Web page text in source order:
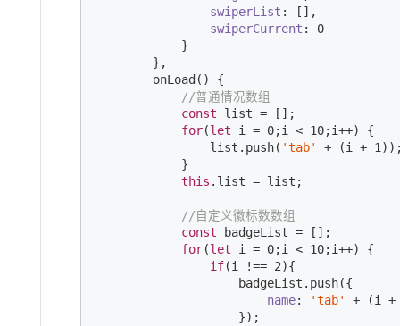
swiperList : [],
swiperCurrent : 0
            }
        },
        onLoad() {
//普通情况数组
const list = [];
for(let i = 0;i < 10;i++) {
                list.push(
'tab' + (i + 1
            }
this .list = list;
//自定义徽标数数组
const badgeList = [];
for(let i = 0;i < 10;i++) {
if(i !== 2){
                    badgeList.push({
name: 'tab'
+ (i
                    });